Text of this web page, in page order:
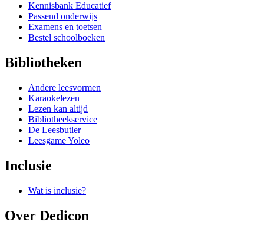
Kennisbank Educatief
Passend onderwijs
Examens en toetsen
Bestel schoolboeken
Bibliotheken
Andere leesvormen
Karaokelezen
Lezen kan altijd
Bibliotheekservice
De Leesbutler
Leesgame Yoleo
Inclusie
Wat is inclusie?
Over Dedicon